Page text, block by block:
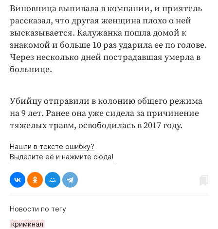
Бренд года
Работодатель года
Виновница выпивала в компании, и приятель
рассказал, что другая женщина плохо о ней
высказывается. Калужанка пошла домой к
знакомой и больше 10 раз ударила ее по голове.
Через несколько дней пострадавшая умерла в
больнице.
Убийцу отправили в колонию общего режима
на 9 лет. Ранее она уже сидела за причинение
тяжелых травм, освободилась в 2017 году.
Нашли в тексте ошибку?
Выделите её и нажмите сюда!
Новости по тегу
криминал